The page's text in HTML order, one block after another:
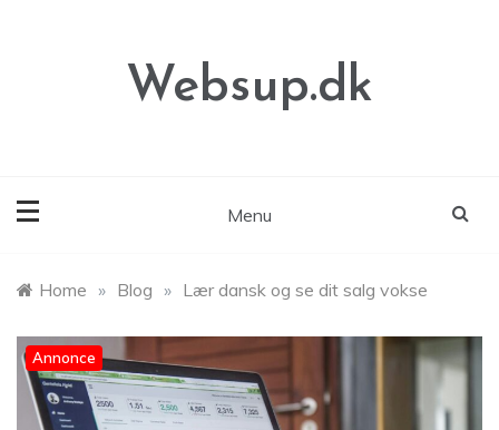
Websup.dk
Menu
Home » Blog » Lær dansk og se dit salg vokse
Annonce